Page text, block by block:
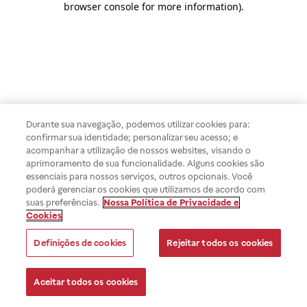
browser console for more information).
Durante sua navegação, podemos utilizar cookies para:
confirmar sua identidade; personalizar seu acesso; e
acompanhar a utilização de nossos websites, visando o
aprimoramento de sua funcionalidade. Alguns cookies são
essenciais para nossos serviços, outros opcionais. Você
poderá gerenciar os cookies que utilizamos de acordo com
suas preferências. Nossa Política de Privacidade e
Cookies
Definições de cookies Rejeitar todos os cookies
Aceitar todos os cookies